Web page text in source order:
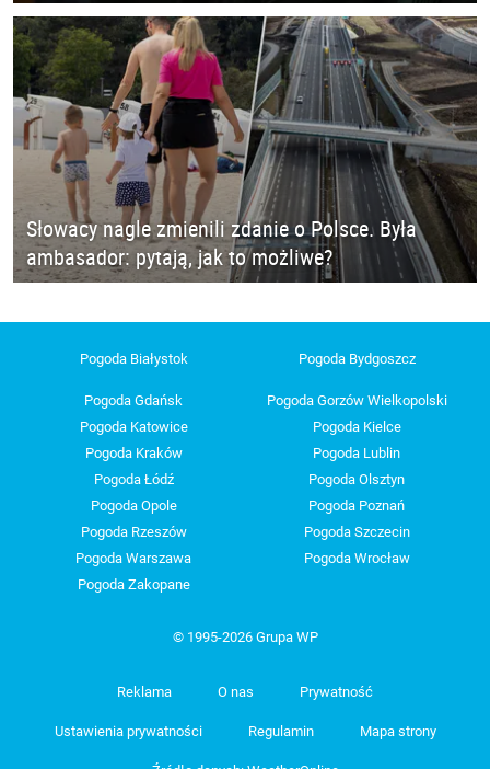
Słowacy nagle zmienili zdanie o Polsce. Była
ambasador: pytają, jak to możliwe?
Pogoda Białystok Pogoda Bydgoszcz
Pogoda Gdańsk
Pogoda Gorzów Wielkopolski
Pogoda Katowice
Pogoda Kielce
Pogoda Kraków
Pogoda Lublin
Pogoda Łódź
Pogoda Olsztyn
Pogoda Opole
Pogoda Poznań
Pogoda Rzeszów
Pogoda Szczecin
Pogoda Warszawa
Pogoda Wrocław
Pogoda Zakopane
© 1995-2026 Grupa WP
Reklama O nas Prywatność
Ustawienia prywatności Regulamin Mapa strony